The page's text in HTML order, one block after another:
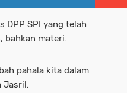
DPP SPI yang telah
bahkan materi.
pahala kita dalam
Jasril.